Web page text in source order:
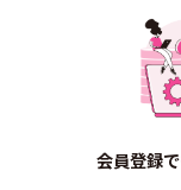
会員登録